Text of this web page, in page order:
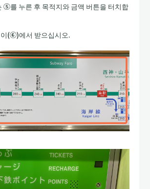
⑤를 누른 후 목적지와 금액 버튼을 터치합
(⑥)에서 받으십시오.